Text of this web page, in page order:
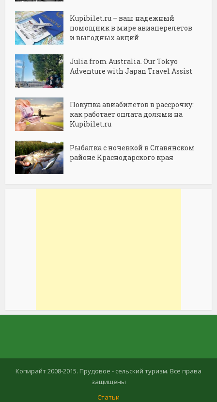
Kupibilet.ru – ваш надежный
помощник в мире авиаперелетов
и выгодных акций
Julia from Australia. Our Tokyo
Adventure with Japan Travel Assist
Покупка авиабилетов в рассрочку:
как работает оплата долями на
Kupibilet.ru
Рыбалка с ночевкой в Славянском
районе Краснодарского края
Копирайт 2008-2015. Прудовое - сельский туризм. Все права
защищены
Статьи